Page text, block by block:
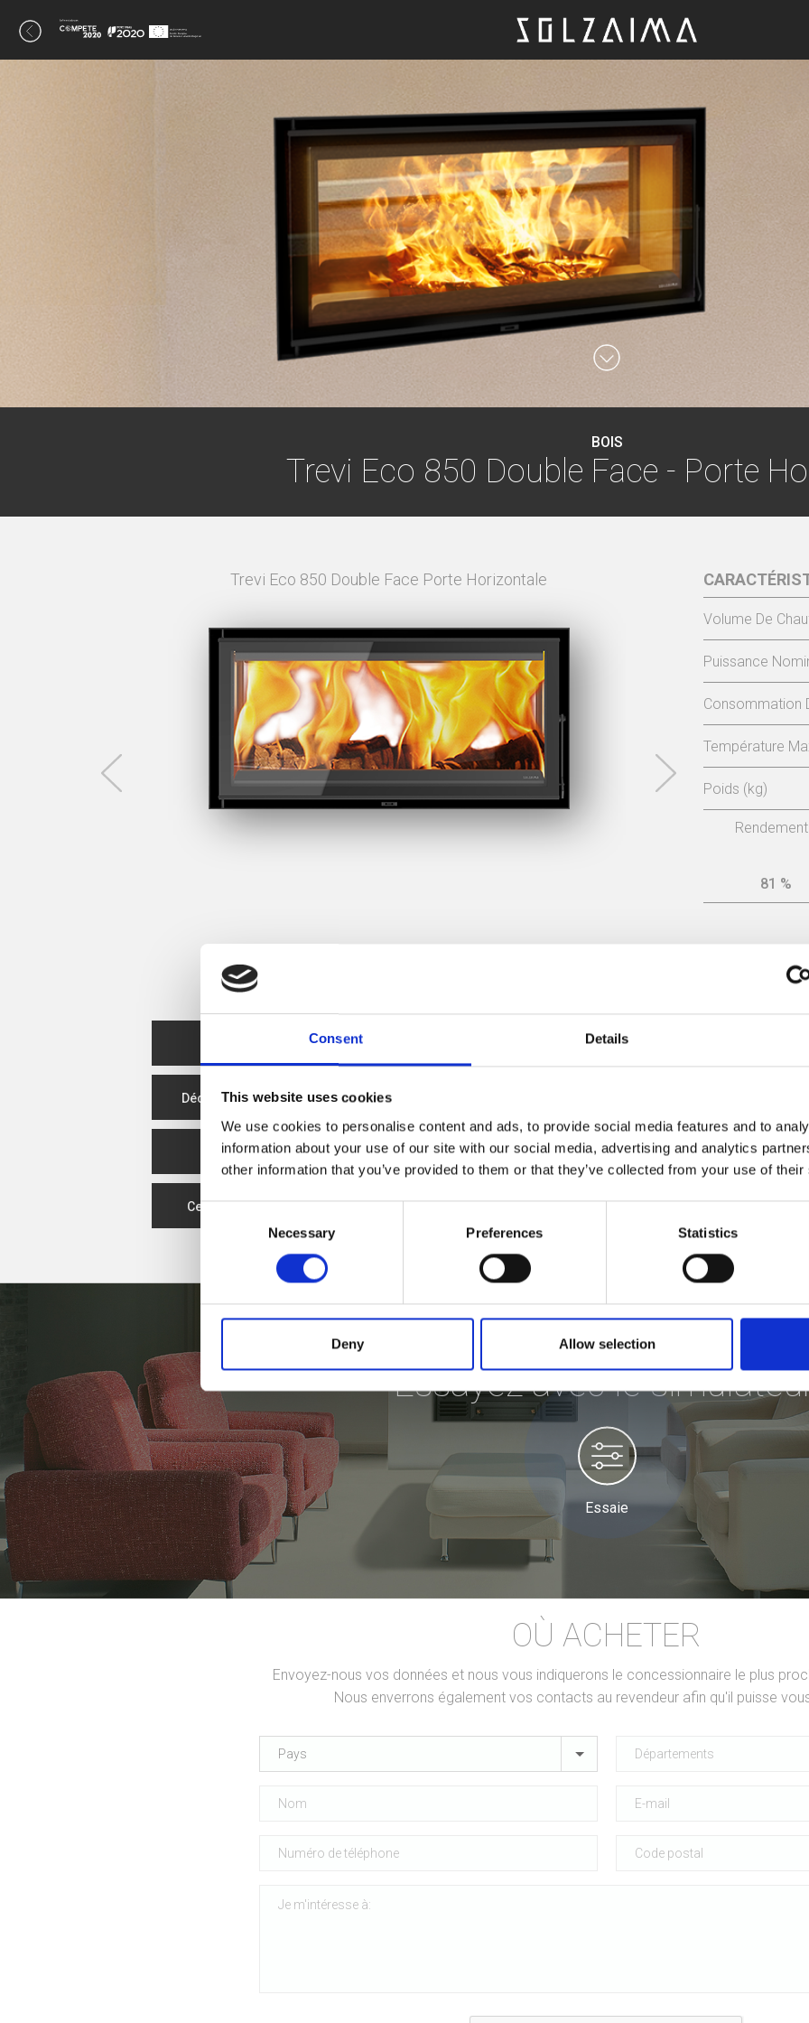
Consent Details
This website uses cookies
We use cookies to personalise content and ads, to provide social media features and to
information about your use of our site with our social media, advertising and analytics
other information that you’ve provided to them or that they’ve collected from your use of
Consent
Selection
Necessary Preferences Statistics
Deny Allow selection
BOIS
Trevi Eco 850 Double Face - Porte
Trevi Eco 850 Double Face Porte Horizontale TREVI ECO 850
Déclaration de performance
Déclaration CE Efficacité énergétique
Certificat d'écoconception
Volume De
Puissance
Consommation
Température
Poids (kg)
Rendement
81 %
Essayez avec le
Essaie
OÙ ACHETER
Envoyez-nous vos données et nous vous indiquerons le concessionnaire le plus
Nous enverrons également vos contacts au revendeur afin qu'il puisse
Pays